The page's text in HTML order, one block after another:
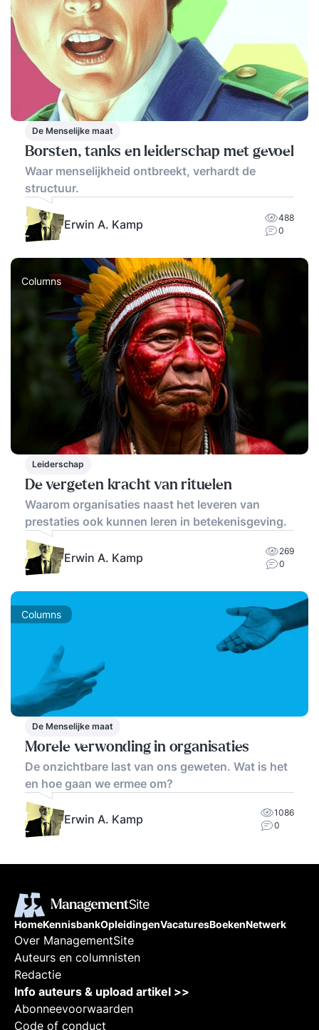
De Menselijke maat
Borsten, tanks en leiderschap met gevoel
Waar menselijkheid ontbreekt, verhardt de
structuur.
Erwin A. Kamp
488
0
Columns
Leiderschap
De vergeten kracht van rituelen
Waarom organisaties naast het leveren van
prestaties ook kunnen leren in betekenisgeving.
Erwin A. Kamp
269
0
Columns
De Menselijke maat
Morele verwonding in organisaties
De onzichtbare last van ons geweten. Wat is het
en hoe gaan we ermee om?
Erwin A. Kamp
1086
0
HomeKennisbankOpleidingenVacaturesBoekenNetwerk
Over ManagementSite
Auteurs en columnisten
Redactie
Info auteurs & upload artikel >>
Abonneevoorwaarden
Code of conduct